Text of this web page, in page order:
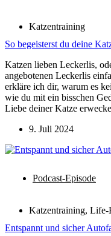
Katzentraining
So begeisterst du deine
Katzen lieben Leckerlis,
angebotenen Leckerlis
erkläre ich dir, warum es
wie du mit ein bisschen
Liebe deiner Katze
9. Juli 2024
Podcast-Episode
Katzentraining, Life-
Entspannt und sicher